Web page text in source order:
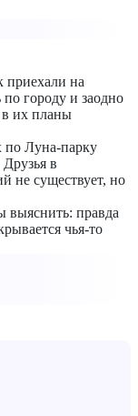
на
городу и заодно
в их планы
по Луна-парку
в
не существует, но
выяснить: правда
чья-то